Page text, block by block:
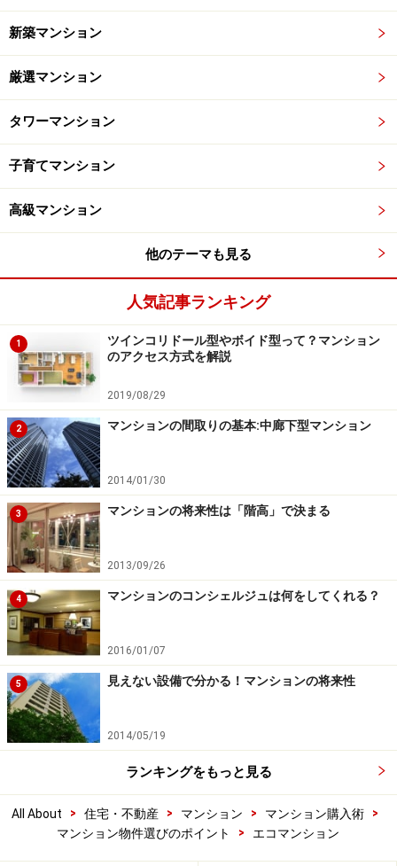
新築マンション
厳選マンション
タワーマンション
子育てマンション
高級マンション
他のテーマも見る
人気記事ランキング
1
ツインコリドール型やボイド型って？マンション
のアクセス方式を解説
2019/08/29
2 マンションの間取りの基本:中廊下型マンション
2014/01/30
3 マンションの将来性は「階高」で決まる
2013/09/26
4 マンションのコンシェルジュは何をしてくれる？
2016/01/07
5 見えない設備で分かる！マンションの将来性
2014/05/19
ランキングをもっと見る
All About > 住宅・不動産 > マンション > マンション購入術
>
マンション物件選びのポイント
> エコマンション